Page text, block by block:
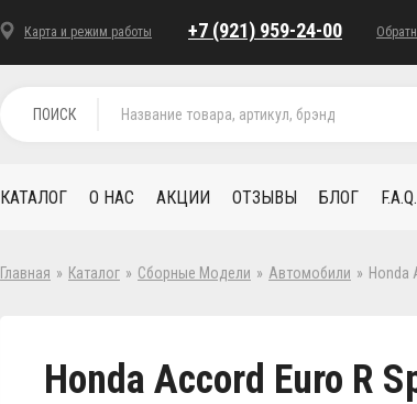
Карта и режим работы +7 (921) 959-24-00
ПОИСК
КАТАЛОГ О НАС АКЦИИ ОТЗЫВЫ БЛОГ F.A.Q.
Главная » Каталог » Сборные Модели » Автомобили » Honda
Honda Accord Euro R